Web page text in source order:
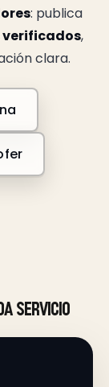
: publica
verificados,
clara.
servicio